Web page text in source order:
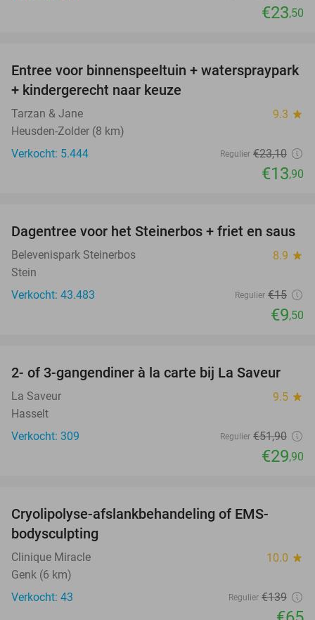
€23,50
40%
Entree voor binnenspeeltuin + waterspraypark
+ kindergerecht naar keuze
Tarzan & Jane 9.3 star
Heusden-Zolder (8 km)
Verkocht: 5.444
Regulier €23,10
€13,90
37%
Dagentree voor het Steinerbos + friet en saus
Belevenispark Steinerbos 8.9 star
Stein
Verkocht: 43.483
Regulier €15
€9,50
42%
2- of 3-gangendiner à la carte bij La Saveur
La Saveur 9.5 star
Hasselt
Verkocht: 309
Regulier €51,90
€29,90
Cryolipolyse-afslankbehandeling of EMS-
bodysculpting
Clinique Miracle 10.0 star
Genk (6 km)
Verkocht: 43
Regulier €139